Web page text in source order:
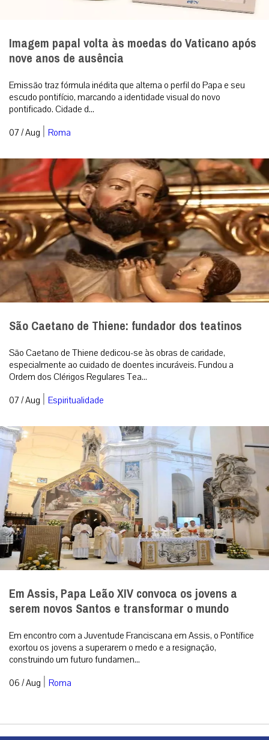
Imagem papal volta às moedas do Vaticano após
nove anos de ausência
Emissão traz fórmula inédita que alterna o perfil do Papa e seu
escudo pontifício, marcando a identidade visual do novo
pontificado. Cidade d...
07 / Aug | Roma
São Caetano de Thiene: fundador dos teatinos
São Caetano de Thiene dedicou-se às obras de caridade,
especialmente ao cuidado de doentes incuráveis. Fundou a
Ordem dos Clérigos Regulares Tea...
07 / Aug | Espiritualidade
Em Assis, Papa Leão XIV convoca os jovens a
serem novos Santos e transformar o mundo
Em encontro com a Juventude Franciscana em Assis, o Pontífice
exortou os jovens a superarem o medo e a resignação,
construindo um futuro fundamen...
06 / Aug | Roma